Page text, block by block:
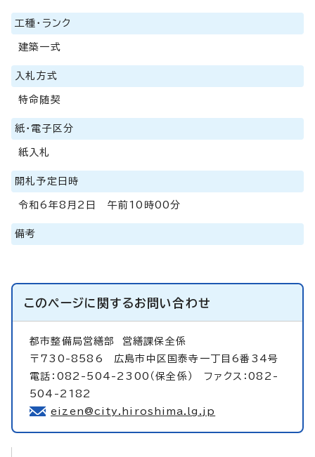
工種・ランク
建築一式
入札方式
特命随契
紙・電子区分
紙入札
開札予定日時
令和6年8月2日 午前10時00分
備考
このページに関するお問い合わせ
都市整備局営繕部 営繕課保全係
〒730-8586 広島市中区国泰寺一丁目6番34号
電話：082-504-2300（保全係） ファクス：082-
504-2182
eizen@city.hiroshima.lg.jp